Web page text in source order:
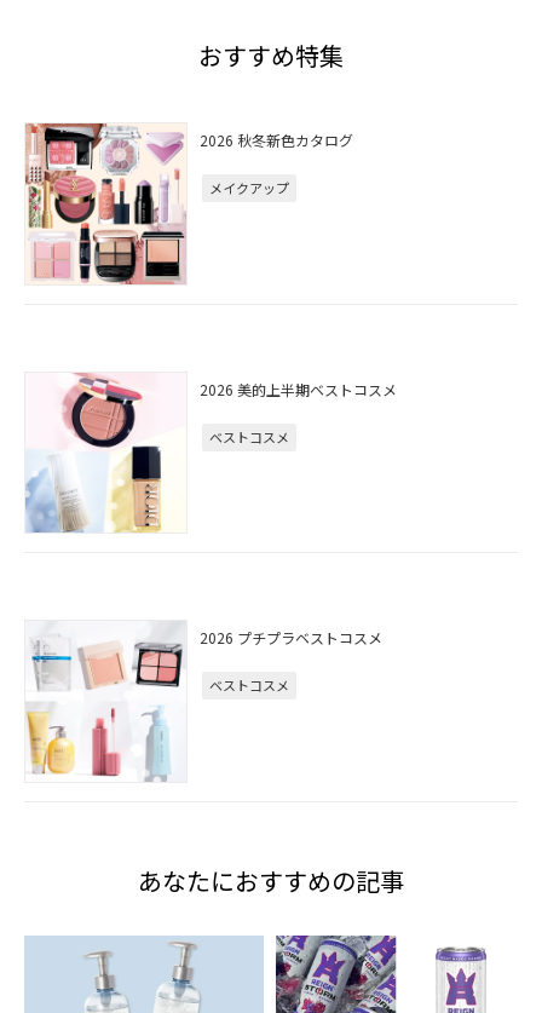
おすすめ特集
2026 秋冬新色カタログ
メイクアップ
2026 美的上半期ベストコスメ
ベストコスメ
2026 プチプラベストコスメ
ベストコスメ
あなたにおすすめの記事